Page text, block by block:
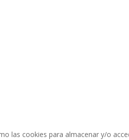
las cookies para almacenar y/o